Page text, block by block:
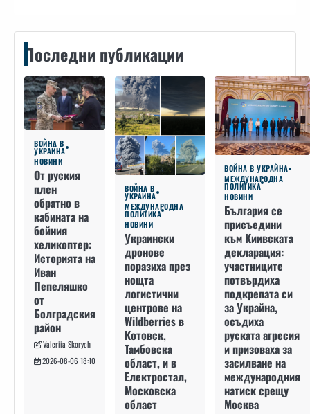
Последни публикации
ВОЙНА В
УКРАЙНА
НОВИНИ
От руския
плен
обратно в
кабината на
бойния
хеликоптер:
Историята на
Иван
Пепеляшко
от
Болградския
район
Valeriia Skorych
2026-08-06 18:10
ВОЙНА В
УКРАЙНА
МЕЖДУНАРОДНА
ПОЛИТИКА
НОВИНИ
Украински
дронове
поразиха през
нощта
логистични
центрове на
Wildberries в
Котовск,
Тамбовска
област, и в
Електростал,
Московска
област
ВОЙНА В УКРАЙНА
МЕЖДУНАРОДНА
ПОЛИТИКА
НОВИНИ
България се
присъедини
към Киивската
декларация:
участниците
потвърдиха
подкрепата си
за Украйна,
осъдиха
руската агресия
и призоваха за
засилване на
международния
натиск срещу
Москва